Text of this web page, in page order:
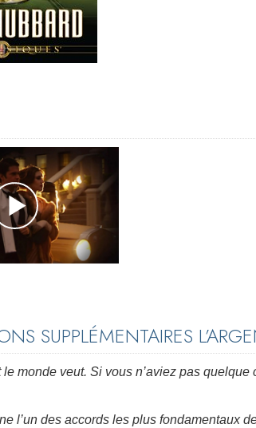
SUPPLÉMENTAIRES
le monde veut. Si vous n’aviez pas
l’un des accords les plus fondamentaux